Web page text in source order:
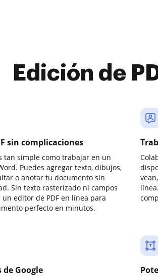
Edición de
sin complicaciones
tan simple como trabajar en un
Puedes agregar texto, dibujos,
o anotar tu documento sin
Sin texto rasterizado ni campos
editor de PDF en línea para
perfecto en minutos.
Google